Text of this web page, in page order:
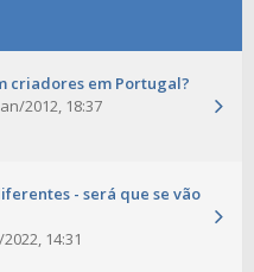
criadores em Portugal?
2012, 18:37
- será que se vão
14:31